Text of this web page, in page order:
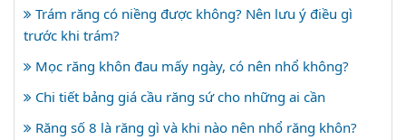
Trám răng có niềng được không? Nên lưu ý điều gì
trước khi trám?
Mọc răng khôn đau mấy ngày, có nên nhổ không?
Chi tiết bảng giá cầu răng sứ cho những ai cần
Răng số 8 là răng gì và khi nào nên nhổ răng khôn?